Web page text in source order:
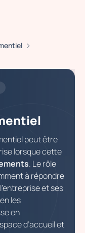
peut être
lorsque cette
. Le rôle
à répondre
et ses
les
en
d’accueil et